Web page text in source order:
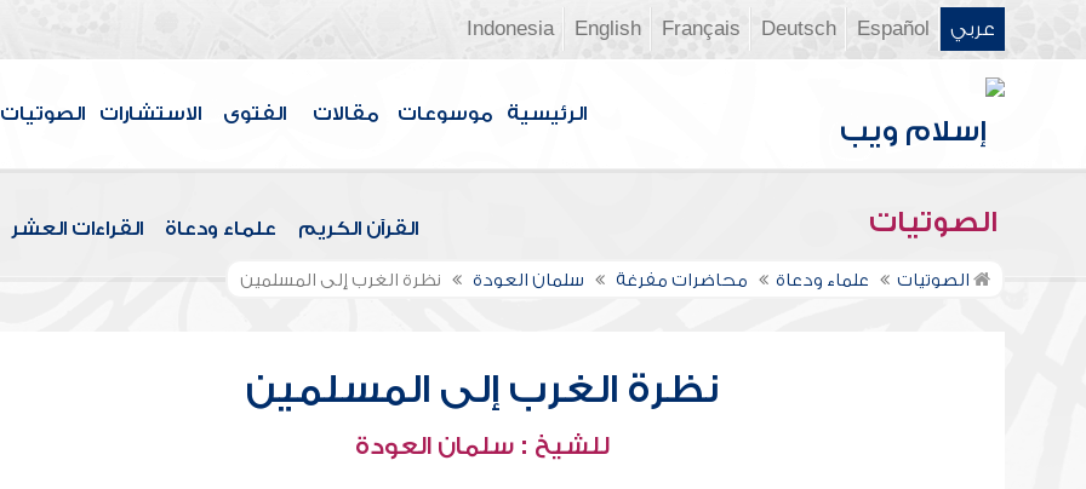
عربي Español
Deutsch
Français
English
Indonesia
الرئيسية موسوعات مقالات الفتوى الاستشارات الصوتيات
الصوتيات القرآن الكريم علماء ودعاة القراءات العشر
الصوتيات علماء ودعاة محاضرات مفرغة سلمان العودة نظرة الغرب إلى المسلمين
نظرة الغرب إلى المسلمين
للشيخ : سلمان العودة